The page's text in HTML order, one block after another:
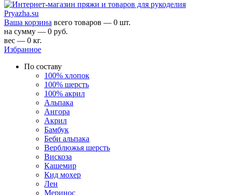
Ваша корзина всего товаров — 0 шт.
на сумму — 0 руб.
вес — 0 кг.
Избранное
По составу
100% хлопок
100% шерсть
100% акрил
Альпака
Ангора
Акрил
Бамбук
Беби альпака
Верблюжья шерсть
Вискоза
Кашемир
Кид мохер
Лен
Меринос